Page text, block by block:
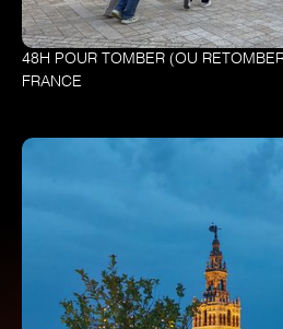
48H POUR TOMBER (OU
FRANCE